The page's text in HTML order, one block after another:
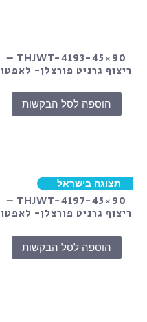
THJWT-4193-45×90 –
ריצוף גרניט פורצלן- לאפטו
הוספה לסל הבקשות
תצוגה בישראל
THJWT-4197-45×90 –
ריצוף גרניט פורצלן- לאפטו
הוספה לסל הבקשות